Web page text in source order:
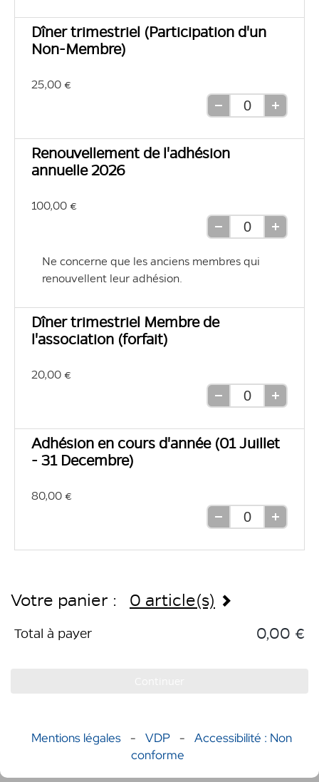
unité
Dîner trimestriel (Participation d'un
Non-Membre)
25,00 €
Retirer
unité
Ajouter
Renouvellement de l'adhésion
annuelle 2026
100,00 €
Retirer
unité
Ajouter
Ne concerne que les anciens membres qui
renouvellent leur adhésion.
Dîner trimestriel Membre de
l'association (forfait)
20,00 €
Retirer
unité
Ajouter
unité
Adhésion en cours d'année (01 Juillet
- 31 Decembre)
80,00 €
Retirer
Ajouter
Votre panier : 0 article(s)
Total à payer 0,00 €
Mentions légales - VDP -
Accessibilité : Non
conforme